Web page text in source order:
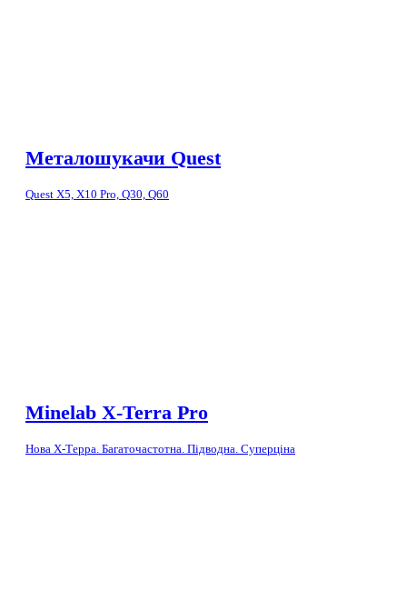
Металошукачи Quest
Quest X5, X10 Pro, Q30, Q60
Minelab X-Terra Pro
Нова Х-Терра. Багаточастотна. Підводна. Суперціна